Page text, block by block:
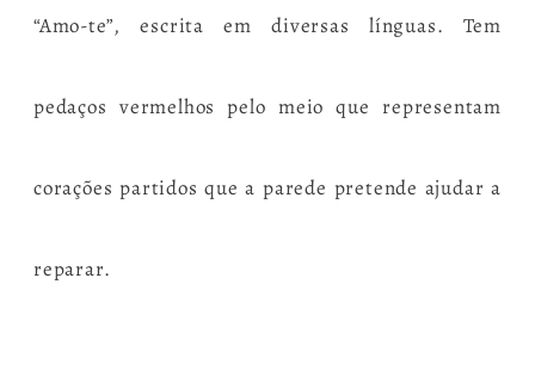
“Amo-te”, escrita em diversas línguas. Tem
pedaços vermelhos pelo meio que representam
corações partidos que a parede pretende ajudar a
reparar.